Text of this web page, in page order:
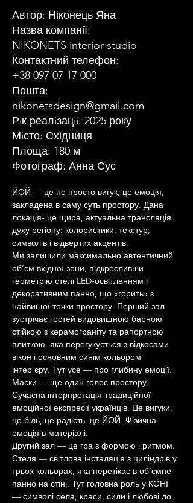
Автор: Ніконець Яна
Назва компанії:
NIKONETS interior studio
Контактний телефон:
+38 097 07 17 000
Пошта:
nikonetsdesign@gmail.com
Рiк реалiзацii: 2025 року
Мiсто: Східниця
Площа: 180 м
Фотограф: Анна Сус
ЙОЙ — це не просто вигук, це емоція,
закладена в саму суть простору. Дана
локація- це щира, актуальна трансляція
духу регіону: колористики, текстур,
символів і відвертих акцентів.
Ми залишили максимально автентичний
об’єм вхідної зони, підкресливши
геометрію стелі LED-освітленням і
декоративним панно, що «горить» з
найвищої точки простору. Перший зал
зустрічає гостей видовищною барною
стійкою з керамограніту та рапортною
плиткою, яка перегукується з відкосами
вікон і основним синім кольором
інтер’єру. Тут усе — про глибину емоції.
Маски — ще один голос простору.
Сучасна інтерпретація традиційної
емоційної експресії українців. Це вигуки,
це біль, це радість, це ЙОЙ. Фізична
емоція в матеріалі.
Другий зал — це гра з формою і ритмом.
Стеля — світлова інсталяція з циліндрів у
трьох кольорах, яка перетікає в об’ємне
панно на стіні. Тут головна роль у КОНІ
— символі села, краси, сили і любові до